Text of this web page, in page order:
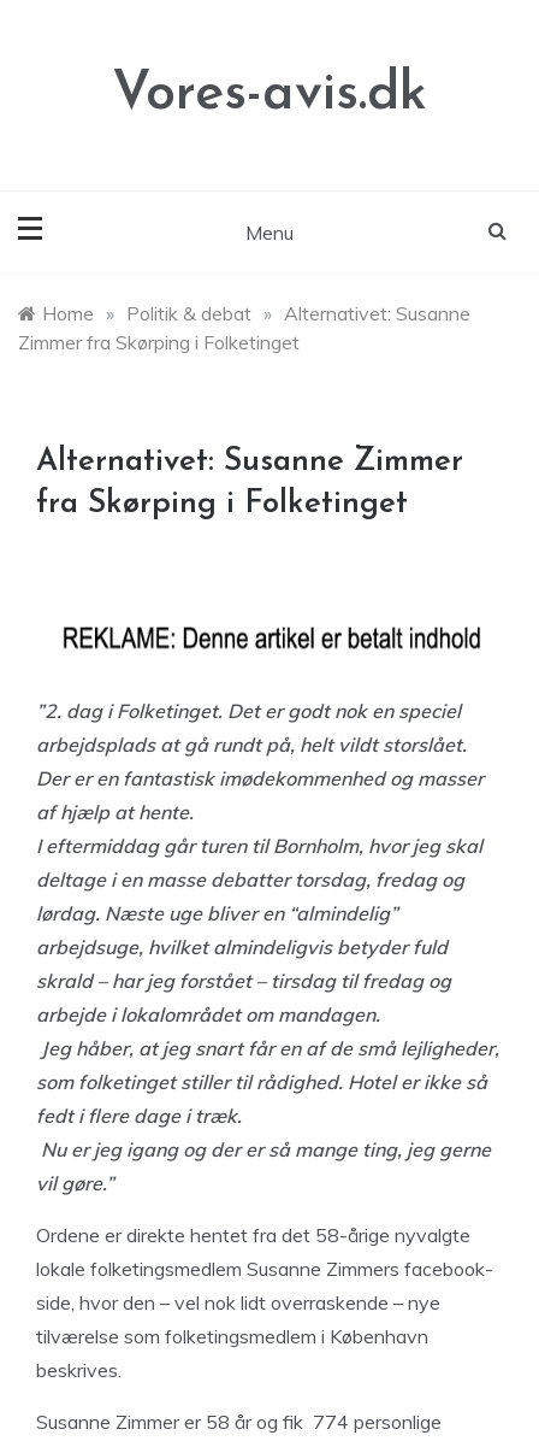
Vores-avis.dk
Menu
Home » Politik & debat » Alternativet: Susanne
Zimmer fra Skørping i Folketinget
Alternativet: Susanne Zimmer
fra Skørping i Folketinget
”2. dag i Folketinget. Det er godt nok en speciel
arbejdsplads at gå rundt på, helt vildt storslået.
Der er en fantastisk imødekommenhed og masser
af hjælp at hente.
I eftermiddag går turen til Bornholm, hvor jeg skal
deltage i en masse debatter torsdag, fredag og
lørdag. Næste uge bliver en “almindelig”
arbejdsuge, hvilket almindeligvis betyder fuld
skrald – har jeg forstået – tirsdag til fredag og
arbejde i lokalområdet om mandagen.
Jeg håber, at jeg snart får en af de små lejligheder,
som folketinget stiller til rådighed. Hotel er ikke så
fedt i flere dage i træk.
Nu er jeg igang og der er så mange ting, jeg gerne
vil gøre.”
Ordene er direkte hentet fra det 58-årige nyvalgte
lokale folketingsmedlem Susanne Zimmers facebook-
side, hvor den – vel nok lidt overraskende – nye
tilværelse som folketingsmedlem i København
beskrives.
Susanne Zimmer er 58 år og fik 774 personlige